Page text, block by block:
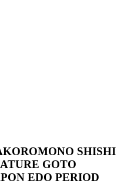
SHISHI
GOTO
EDO PERIOD